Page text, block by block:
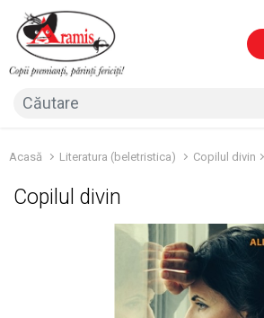
Acasă Literatura (beletristica) Copilul divin
Copilul divin